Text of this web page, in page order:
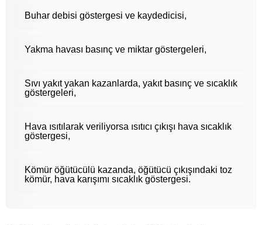
Buhar debisi göstergesi ve kaydedicisi,
Yakma havası basınç ve miktar göstergeleri,
Sıvı yakıt yakan kazanlarda, yakıt basınç ve sıcaklık
göstergeleri,
Hava ısıtılarak veriliyorsa ısıtıcı çıkışı hava sıcaklık
göstergesi,
Kömür öğütücülü kazanda, öğütücü çıkışındaki toz
kömür, hava karışımı sıcaklık göstergesi.